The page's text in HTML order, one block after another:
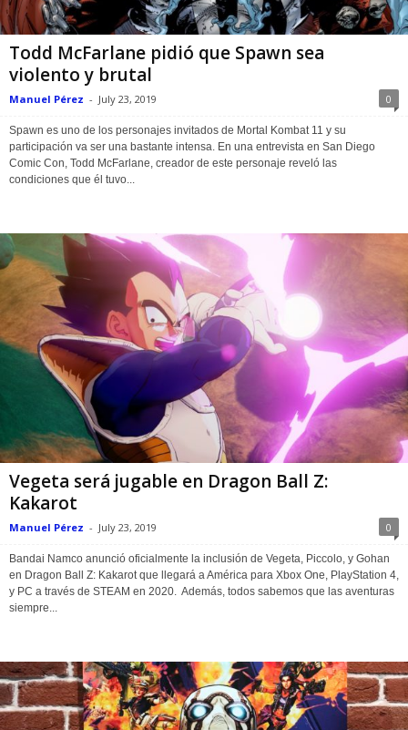
Todd McFarlane pidió que Spawn sea
violento y brutal
Manuel Pérez - July 23, 2019 0
Spawn es uno de los personajes invitados de Mortal Kombat 11 y su
participación va ser una bastante intensa. En una entrevista en San Diego
Comic Con, Todd McFarlane, creador de este personaje reveló las
condiciones que él tuvo...
Vegeta será jugable en Dragon Ball Z:
Kakarot
Manuel Pérez - July 23, 2019 0
Bandai Namco anunció oficialmente la inclusión de Vegeta, Piccolo, y Gohan
en Dragon Ball Z: Kakarot que llegará a América para Xbox One, PlayStation 4,
y PC a través de STEAM en 2020. Además, todos sabemos que las aventuras
siempre...